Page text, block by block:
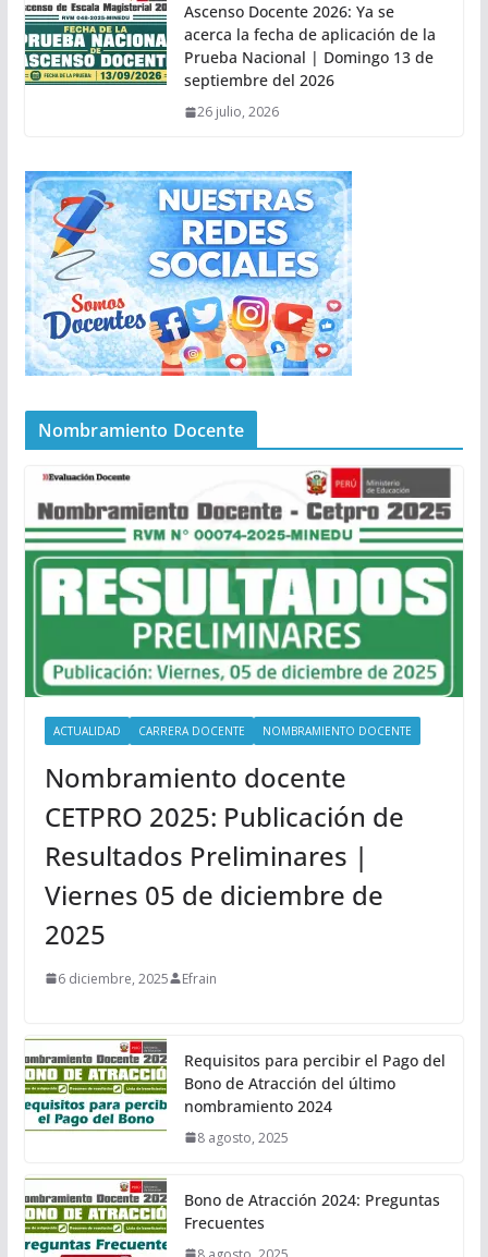
Ascenso Docente 2026: Ya se
acerca la fecha de aplicación de la
Prueba Nacional | Domingo 13 de
septiembre del 2026
26 julio, 2026
Nombramiento Docente
ACTUALIDAD CARRERA DOCENTE NOMBRAMIENTO DOCENTE
Nombramiento docente
CETPRO 2025: Publicación de
Resultados Preliminares |
Viernes 05 de diciembre de
2025
6 diciembre, 2025 Efrain
Requisitos para percibir el Pago del
Bono de Atracción del último
nombramiento 2024
8 agosto, 2025
Bono de Atracción 2024: Preguntas
Frecuentes